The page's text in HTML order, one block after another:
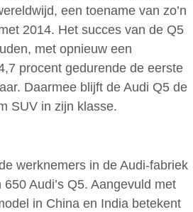
een toename van zo’n
2014. Het succes van de Q5
met opnieuw een
procent gedurende de eerste
Daarmee blijft de Audi Q5 de
SUV in zijn klasse.
werknemers in de Audi-fabriek
Audi’s Q5. Aangevuld met
in China en India betekent